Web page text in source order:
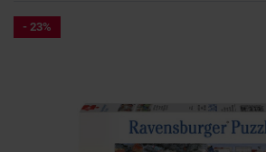
- 23%